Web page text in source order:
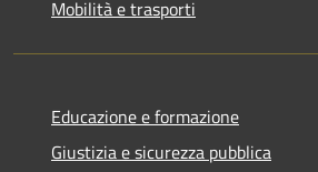
Mobilità e trasporti
Educazione e formazione
Giustizia e sicurezza pubblica